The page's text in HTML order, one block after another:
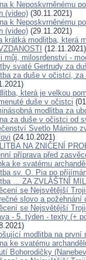
k Neposkvrněnému
(video) (30.11.2021)
k Neposkvrněnému
(video) (29.11.2021)
krátká modlitba, která
(12.11.2021)
můj, milosrdenství -
svaté Gertrudy za
za duše v očistci,
která je velkou
duše v očistci
modlitba za
za duše v očistci od
Svetlo Máriino
(24.10.2021)
NA ZNIČENÍ
příprava před
ke svatému
sv. O. Pia po
... ZA ZVLÁŠTNÍ
se Nejsvětější
slovo a
se Nejsvětější
- 5. týden - texty (+
modlitba na první
ke svatému
Bohorodičky